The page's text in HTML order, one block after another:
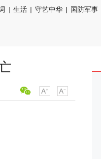
| 生活 | 守艺中华 | 国防军事